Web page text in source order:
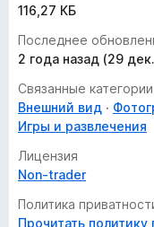
116,27 КБ
Последнее
2 года назад (29
Связанные категории
Внешний вид
Игры и развлечения
Лицензия
Non-trader
Политика
Прочитать